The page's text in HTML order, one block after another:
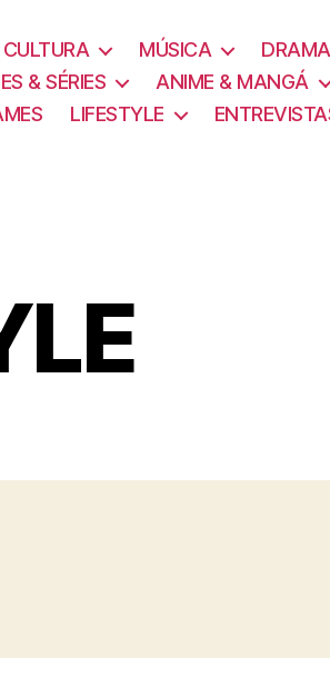
CULTURA MÚSICA
& SÉRIES
ANIME & MANGÁ
LIFESTYLE